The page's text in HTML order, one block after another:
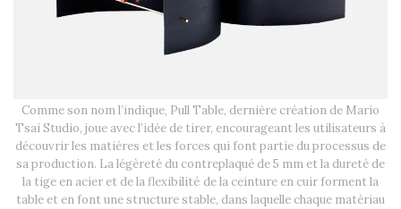
Comme son nom l’indique, Pull Table, dernière création de Mario
Tsai Studio, joue avec l’idée de tirer, encourageant les utilisateurs à
découvrir les matières et les forces qui font partie du processus de
sa production. La légèreté du contreplaqué de 5 mm et la dureté de
la tige en acier et de la flexibilité de la ceinture en cuir forment la
table et en font une structure stable, dans laquelle chaque matériau